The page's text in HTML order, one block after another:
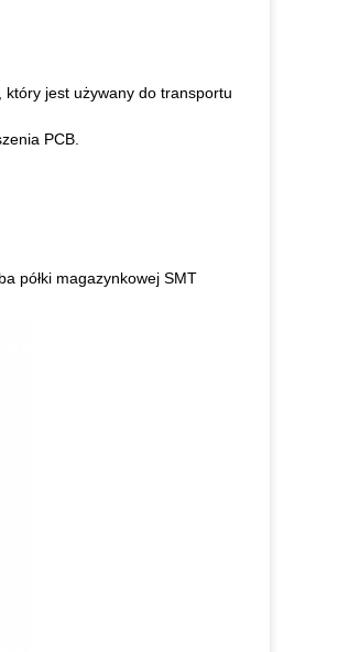
który jest używany do transportu
PCB.
półki magazynkowej SMT